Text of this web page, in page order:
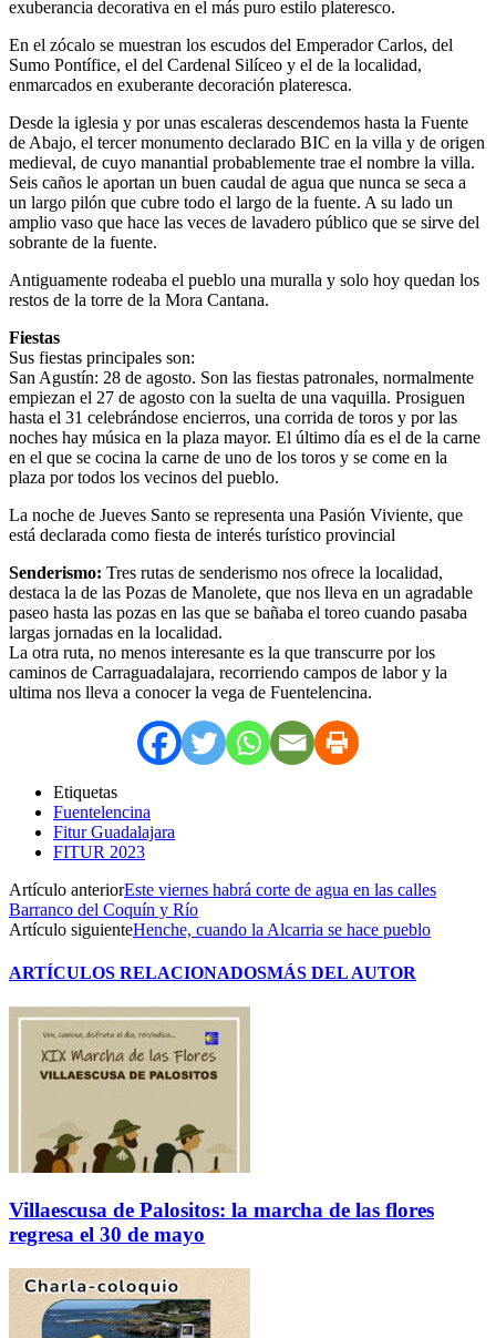
exuberancia decorativa en el más puro estilo plateresco.
En el zócalo se muestran los escudos del Emperador Carlos, del
Sumo Pontífice, el del Cardenal Silíceo y el de la localidad,
enmarcados en exuberante decoración plateresca.
Desde la iglesia y por unas escaleras descendemos hasta la Fuente
de Abajo, el tercer monumento declarado BIC en la villa y de origen
medieval, de cuyo manantial probablemente trae el nombre la villa.
Seis caños le aportan un buen caudal de agua que nunca se seca a
un largo pilón que cubre todo el largo de la fuente. A su lado un
amplio vaso que hace las veces de lavadero público que se sirve del
sobrante de la fuente.
Antiguamente rodeaba el pueblo una muralla y solo hoy quedan los
restos de la torre de la Mora Cantana.
Fiestas
Sus fiestas principales son:
San Agustín: 28 de agosto. Son las fiestas patronales, normalmente
empiezan el 27 de agosto con la suelta de una vaquilla. Prosiguen
hasta el 31 celebrándose encierros, una corrida de toros y por las
noches hay música en la plaza mayor. El último día es el de la carne
en el que se cocina la carne de uno de los toros y se come en la
plaza por todos los vecinos del pueblo.
La noche de Jueves Santo se representa una Pasión Viviente, que
está declarada como fiesta de interés turístico provincial
Senderismo: Tres rutas de senderismo nos ofrece la localidad,
destaca la de las Pozas de Manolete, que nos lleva en un agradable
paseo hasta las pozas en las que se bañaba el toreo cuando pasaba
largas jornadas en la localidad.
La otra ruta, no menos interesante es la que transcurre por los
caminos de Carraguadalajara, recorriendo campos de labor y la
ultima nos lleva a conocer la vega de Fuentelencina.
Etiquetas
Fuentelencina
Fitur Guadalajara
FITUR 2023
Artículo anteriorEste viernes habrá corte de agua en las calles
Barranco del Coquín y Río
Artículo siguienteHenche, cuando la Alcarria se hace pueblo
ARTÍCULOS RELACIONADOSMÁS DEL AUTOR
Villaescusa de Palositos: la marcha de las flores
regresa el 30 de mayo